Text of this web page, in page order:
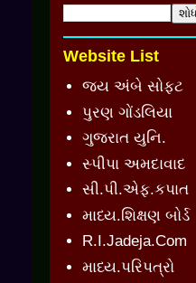
Website List
જય અંબે સોફ્ટ
પુરણ ગોંડલિયા
ગુજરાત યુનિ.
સ્પીપા અમદાવાદ
સી.પી.એફ.કપાત
માધ્ય.શિક્ષણ બોર્ડ
R.I.Jadeja.Com
માધ્ય.પરિપત્રો